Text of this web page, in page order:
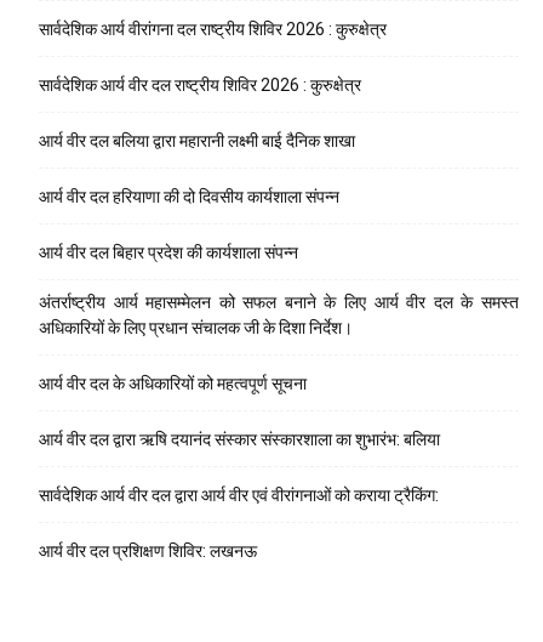
सार्वदेशिक आर्य वीरांगना दल राष्ट्रीय शिविर 2026 : कुरुक्षेत्र
सार्वदेशिक आर्य वीर दल राष्ट्रीय शिविर 2026 : कुरुक्षेत्र
आर्य वीर दल बलिया द्वारा महारानी लक्ष्मी बाई दैनिक शाखा
आर्य वीर दल हरियाणा की दो दिवसीय कार्यशाला संपन्न
आर्य वीर दल बिहार प्रदेश की कार्यशाला संपन्न
अंतर्राष्ट्रीय आर्य महासम्मेलन को सफल बनाने के लिए आर्य वीर दल के समस्त
अधिकारियों के लिए प्रधान संचालक जी के दिशा निर्देश।
आर्य वीर दल के अधिकारियों को महत्वपूर्ण सूचना
आर्य वीर दल द्वारा ऋषि दयानंद संस्कार संस्कारशाला का शुभारंभ: बलिया
सार्वदेशिक आर्य वीर दल द्वारा आर्य वीर एवं वीरांगनाओं को कराया ट्रैकिंग:
आर्य वीर दल प्रशिक्षण शिविर: लखनऊ